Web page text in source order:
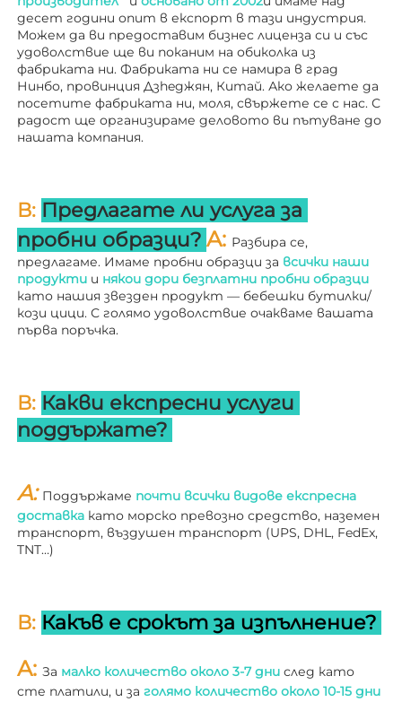
десет години опит в експорт в тази индустрия.
Можем да ви предоставим бизнес лиценза си и със
удоволствие ще ви поканим на обиколка из
фабриката ни. Фабриката ни се намира в град
Нинбо, провинция Дзheджян, Китай. Ако желаете да
посетите фабриката ни, моля, свържете се с нас. С
радост ще организираме деловото ви пътуване до
нашата компания.
В: Предлагате ли услуга за
пробни образци? A: Разбира се,
предлагаме. Имаме пробни образци за всички наши
продукти и
като нашия звезден продукт — бебешки бутилки/
кози цици. С голямо удоволствие очакваме вашата
първа поръчка.
В: Какви експресни услуги
поддържате?
A: Поддържаме почти всички видове експресна
доставка като морско превозно средство, наземен
транспорт, въздушен транспорт (UPS, DHL, FedEx,
TNT…)
В: Какъв е срокът за изпълнение?
A: За малко количество около 3-7 дни след като
сте платили, и за